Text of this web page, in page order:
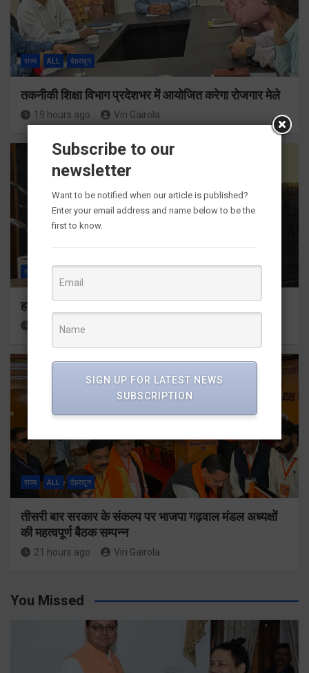
राज्य ALL देहरादून
तकनीकी शिक्षा विभाग प्रदेशभर में आयोजित करेगा रोजगार मेले
19 hours ago Viri Gairola
राज्य
हर घर तिरंगा अभियान को जन-जन तक पहुंचाने की तैयारी
20 hours ago
राज्य ALL देहरादून
तीसरी बार सरकार के संकल्प पर भाजपा गढ़वाल मंडल अध्यक्षों
की महत्वपूर्ण बैठक सम्पन्न
21 hours ago Viri Gairola
You Missed
Subscribe to our
newsletter
Want to be notified when our article is published?
Enter your email address and name below to be the
first to know.
SIGN UP FOR LATEST NEWS
SUBSCRIPTION